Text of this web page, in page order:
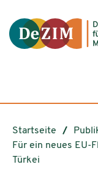
Startseite
Für ein neues
Türkei